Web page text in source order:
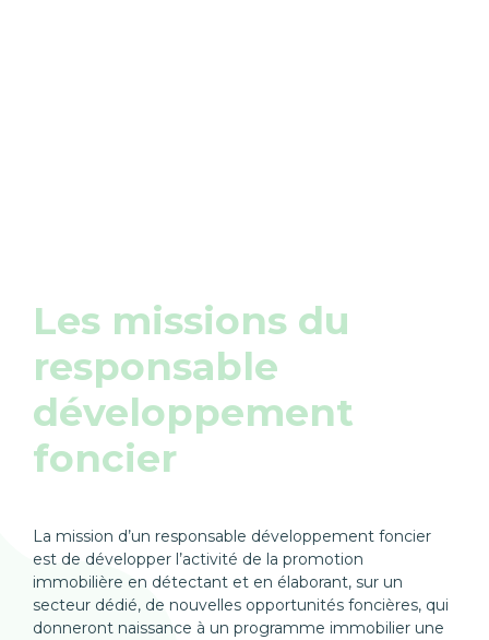
Les missions du
responsable
développement
foncier
La mission d’un responsable développement foncier
est de développer l’activité de la promotion
immobilière en détectant et en élaborant, sur un
secteur dédié, de nouvelles opportunités foncières, qui
donneront naissance à un programme immobilier une